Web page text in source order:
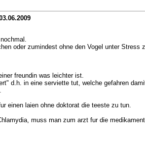
oder zumindest ohne den Vogel unter Stress
freundin was leichter ist.
d.h. in eine serviette tut, welche gefahren
einen laien ohne doktorat die teeste zu tun.
muss man zum arzt fur die